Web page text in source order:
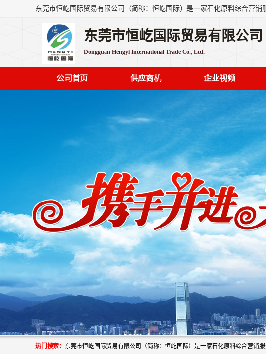
东莞市恒屹国际贸易有限公司
Dongguan Hengyi International Trade Co., Ltd.
公司首页 供应商机 企业视频
热门搜索：